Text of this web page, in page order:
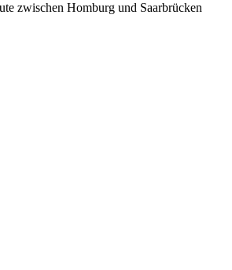
zwischen Homburg und Saarbrücken